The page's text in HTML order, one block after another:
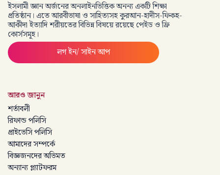
ইসলামী জ্ঞান অর্জনের অনলাইনভিত্তিক অনন্য একটি শিক্ষা
প্রতিষ্ঠান। এতে আরবীভাষা ও সাহিত্যসহ কুরআন-হাদীস-ফিকহ-
আকীদা ইত্যাদি শরীয়তের বিভিন্ন বিষয়ে রয়েছে পেইড ও ফ্রি
কোর্সসমূহ।
লগ ইন/ সাইন আপ
আরও জানুন
শর্তাবলী
রিফান্ড পলিসি
প্রাইভেসি পলিসি
আমাদের সম্পর্কে
বিজ্ঞজনদের অভিমত
অন্যান্য প্ল্যাটফরম